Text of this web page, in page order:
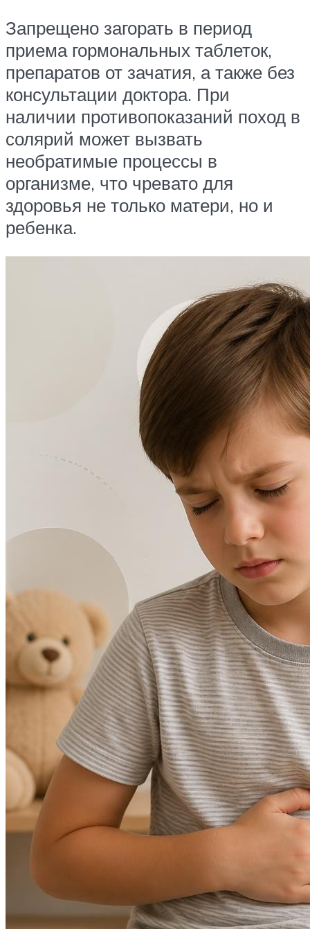
Запрещено загорать в период
приема гормональных таблеток,
препаратов от зачатия, а также без
консультации доктора. При
наличии противопоказаний поход в
солярий может вызвать
необратимые процессы в
организме, что чревато для
здоровья не только матери, но и
ребенка.